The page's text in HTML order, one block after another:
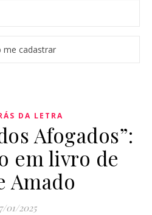
DA LETRA
Afogados”:
em livro de
Amado
01/2025